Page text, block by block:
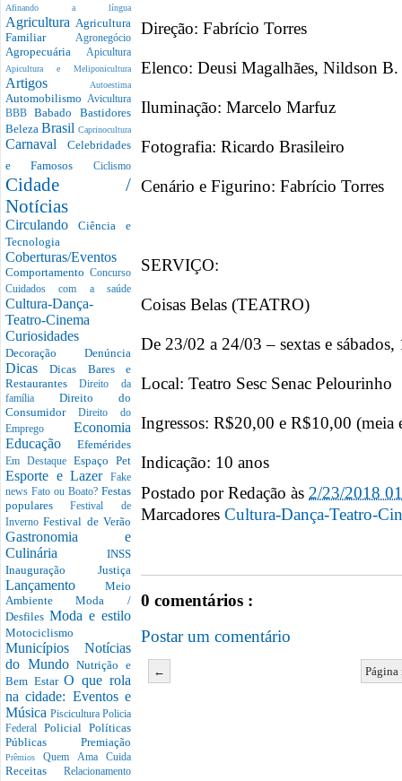
Afinando a língua
Agricultura Agricultura
Familiar Agronegócio
Agropecuária Apicultura
Apicultura e Meliponicultura
Artigos Autoestima
Automobilismo Avicultura
BBBBabado Bastidores
Beleza Brasil Caprinocultura
Carnaval Celebridades
e Famosos Ciclismo
Cidade /
Notícias
CirculandoCiência e
Tecnologia
Coberturas/Eventos
Comportamento Concurso
Cuidados com a saúde
Cultura-Dança-
Teatro-Cinema
Curiosidades
Decoração Denúncia
DicasDicas Bares e
RestaurantesDireito da
família Direito do
Consumidor Direito do
Emprego Economia
Educação Efemérides
Em Destaque Espaço Pet
Esporte e Lazer
Fake
news Fato ou Boato? Festas
popularesFestival de
InvernoFestival de Verão
Gastronomia e
Culinária INSS
Inauguração Justiça
Lançamento Meio
AmbienteModa /
Desfiles Moda e estilo
Motociclismo
Municípios Notícias
do MundoNutrição e
Bem EstarO que rola
na cidade: Eventos e
Música Piscicultura Policia
Federal Policial Políticas
Públicas Premiação
PrêmiosQuem Ama Cuida
Receitas Relacionamento
Direção: Fabrício Torres
Elenco: Deusi Magalhães, Nildson
Iluminação: Marcelo Marfuz
Fotografia: Ricardo Brasileiro
Cenário e Figurino: Fabrício Torres
SERVIÇO:
Coisas Belas (TEATRO)
De 23/02 a 24/03 – sextas e sábados,
Local: Teatro Sesc Senac Pelourinho
Ingressos: R$20,00 e R$10,00 (meia
Indicação: 10 anos
Postado porRedação às 2/23/2018
Marcadores Cultura-Dança-Teatro-
0 comentários :
Postar um comentário
←